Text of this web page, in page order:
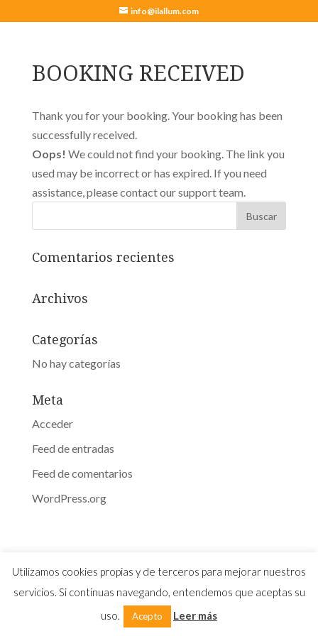
info@ilallum.com
BOOKING RECEIVED
Thank you for your booking. Your booking has been
successfully received.
Oops! We could not find your booking. The link you
used may be incorrect or has expired. If you need
assistance, please contact our support team.
Comentarios recientes
Archivos
Categorías
No hay categorías
Meta
Acceder
Feed de entradas
Feed de comentarios
WordPress.org
Ilallum ® 2017 Todos los derechos reservardos |
Diseño y desarrollo
LovelyLemon
Utilizamos cookies propias y de terceros para mejorar nuestros
servicios. Si continuas navegando, entendemos que aceptas su
uso.
Acepto Leer más